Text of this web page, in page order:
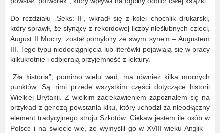
Do rozdziału „Seks: II”, wkradł się z kolei chochlik drukarski,
który sprawił, że słynący z rekordowej liczby nieślubnych dzieci,
August II Mocny, został pomylony ze swym synem – Augustem
III. Tego typu niedociągnięcia lub literówki pojawiają się w pracy
kilkukrotnie i odbierają przyjemność z lektury.
„Zła historia”, pomimo wielu wad, ma również kilka mocnych
punktów. Są nimi przede wszystkim części dotyczące historii
Wielkiej Brytanii. Z wielkim zaciekawieniem zapoznałem się na
przykład z genezą powstania kiltu, który uchodzi za nieodłączny
element tradycyjnego stroju Szkotów. Ciekaw jestem ile osób w
Polsce i na świecie wie, że wymyślił go w XVIII wieku Anglik –